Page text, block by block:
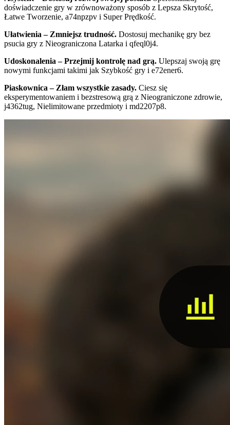
doświadczenie gry w zrównoważony sposób z Lepsza Skrytość,
Łatwe Tworzenie, a74npzpv i Super Prędkość.
Ułatwienia – Zmniejsz trudność. Dostosuj mechanikę gry bez
psucia gry z Nieograniczona Latarka i qfeql0j4.
Udoskonalenia – Przejmij kontrolę nad grą. Ulepszaj swoją grę
nowymi funkcjami takimi jak Szybkość gry i e72ener6.
Piaskownica – Złam wszystkie zasady. Ciesz się
eksperymentowaniem i bezstresową grą z Nieograniczone zdrowie,
j4362tug, Nielimitowane przedmioty i md2207p8.